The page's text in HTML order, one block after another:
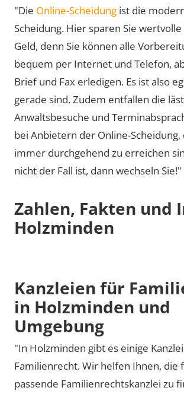
"Die Online-Scheidung ist die
Scheidung. Hier sparen Sie
Geld, denn Sie können alle
bequem per Internet und Telefon,
Brief und Fax erledigen. Es ist also
gerade sind. Zudem entfallen die
Anwaltsbesuche und
bei Anbietern der Online-Scheidung,
immer durchgehend zu erreichen
nicht der Fall ist, dann wechseln Sie!"
Zahlen, Fakten und
Holzminden
Kanzleien für
in Holzminden und
Umgebung
"In Holzminden gibt es einige
Familienrecht. Wir helfen Ihnen, die
passende Familienrechtskanzlei zu